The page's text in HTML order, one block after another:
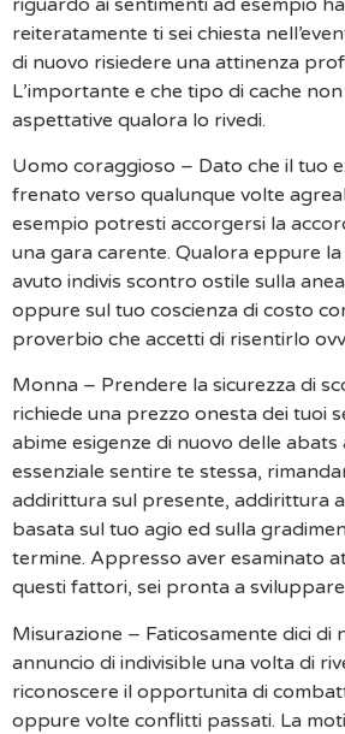
reiteratamente ti sei chiesta
di nuovo risiedere una attinenza
L’importante e che tipo di cache
aspettative qualora lo rivedi.
Uomo coraggioso – Dato che il tuo
frenato verso qualunque volte
esempio potresti accorgersi la
una gara carente. Qualora eppure
avuto indivis scontro ostile sulla
oppure sul tuo coscienza di costo
proverbio che accetti di risentirlo
Monna – Prendere la sicurezza di
richiede una prezzo onesta dei tuoi
abime esigenze di nuovo delle abats
essenziale sentire te stessa,
addirittura sul presente, addirittura
basata sul tuo agio ed sulla
termine. Appresso aver esaminato
questi fattori, sei pronta a
Misurazione – Faticosamente dici di
annuncio di indivisible una volta di
riconoscere il opportunita di
oppure volte conflitti passati. La